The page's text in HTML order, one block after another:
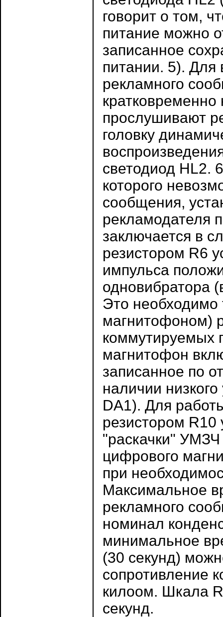
говорит о том,
питание можно
записанное
питании. 5). Для
рекламного
прослушивают
головку
светодиод HL2.
которого
сообщения,
рекламодателя
заключается в
резистором R6
импульса
одновибратора
Это
магнитофоном)
коммутируемых
магнитофон
записанное по
наличии
DA1). Для
резистором
"раскачки" УМЗЧ
цифрового
при
Максимальное
рекламного
номинал
минимальное
(30 секунд)
сопротивление
килоом. Шкала
секунд.